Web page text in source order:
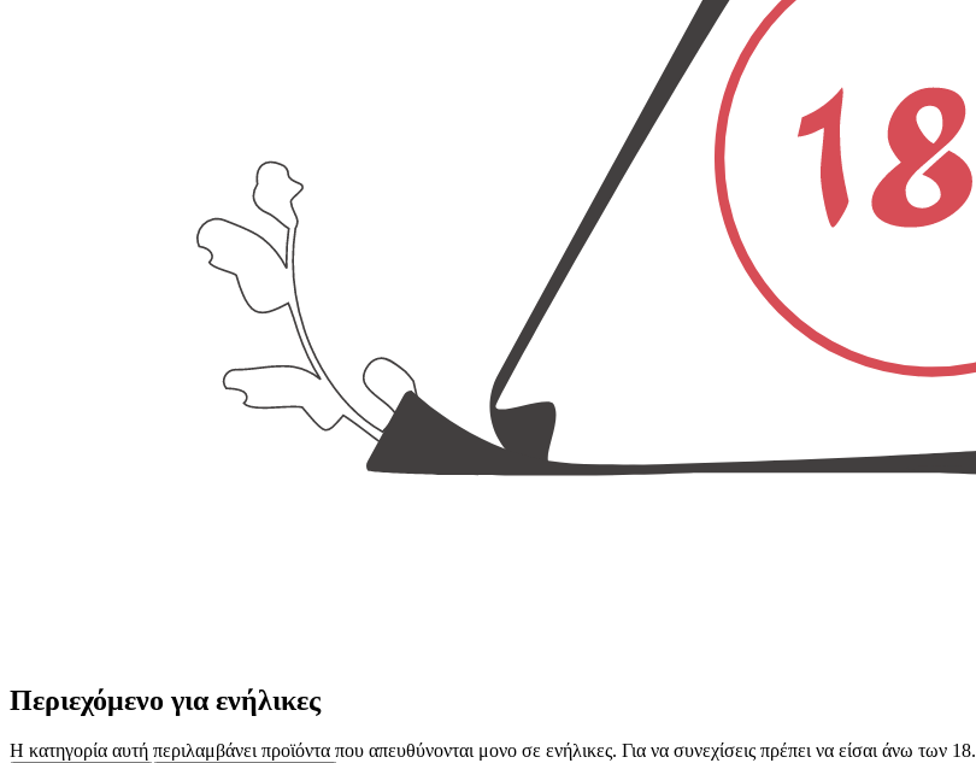
Περιεχόμενο για ενήλικες
Η κατηγορία αυτή περιλαμβάνει προϊόντα που απευθύνονται μονο σε ενήλικες. Για να συνεχίσεις πρέπει να είσαι άνω των 18.